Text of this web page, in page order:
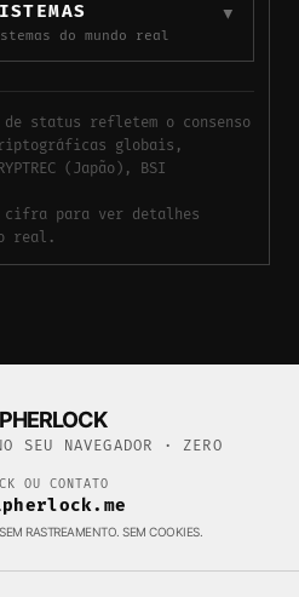
do mundo real
▼
status refletem o consenso
globais,
(Japão), BSI
cifra para ver detalhes
real.
SEU NAVEGADOR · ZERO
CipherLock Academy is a
OU CONTATO
RASTREAMENTO. SEM COOKIES.